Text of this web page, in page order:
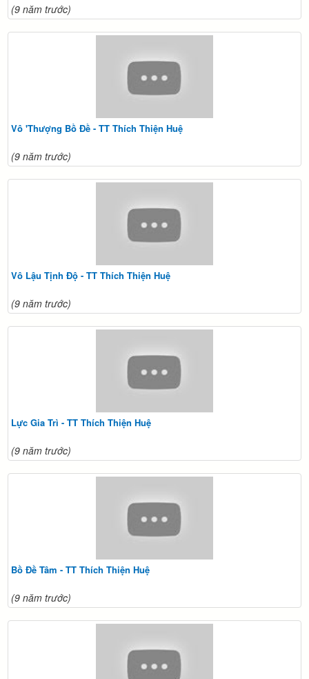
(9 năm trước)
Vô 'Thượng Bồ Đề - TT Thích Thiện Huệ
(9 năm trước)
Vô Lậu Tịnh Độ - TT Thích Thiện Huệ
(9 năm trước)
Lực Gia Trì - TT Thích Thiện Huệ
(9 năm trước)
Bồ Đề Tâm - TT Thích Thiện Huệ
(9 năm trước)